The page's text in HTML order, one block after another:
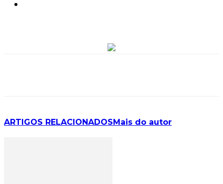
ARTIGOS RELACIONADOSMais do autor